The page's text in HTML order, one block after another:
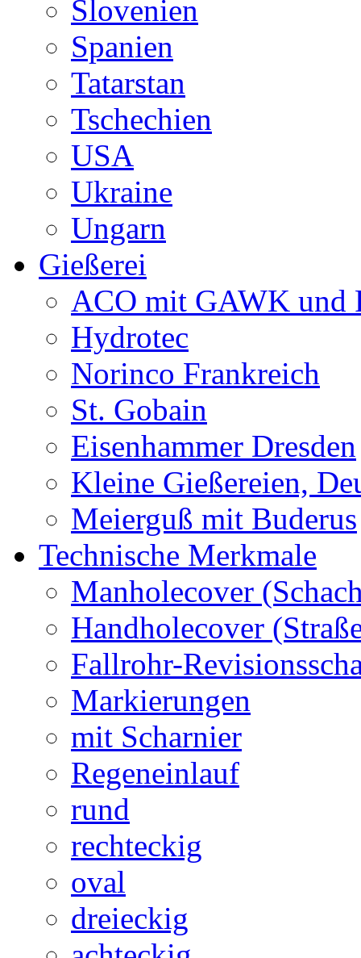
Slovenien
Spanien
Tatarstan
Tschechien
USA
Ukraine
Ungarn
Gießerei
ACO mit GAWK und
Hydrotec
Norinco Frankreich
St. Gobain
Eisenhammer Dresden
Kleine Gießereien,
Meierguß mit Buderus
Technische Merkmale
Manholecover
Handholecover
Fallrohr-
Markierungen
mit Scharnier
Regeneinlauf
rund
rechteckig
oval
dreieckig